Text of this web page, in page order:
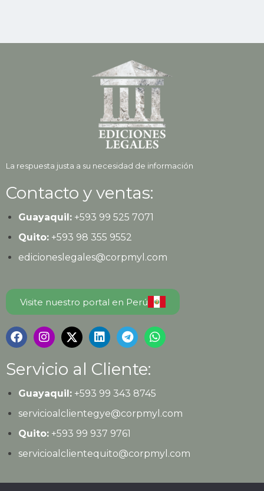
La respuesta justa a su necesidad de información
Contacto y ventas:
Guayaquil:+593 99 525 7071
Quito:+593 98 355 9552
edicioneslegales@corpmyl.com
Visite nuestro portal en Perú
Servicio al Cliente:
Guayaquil:+593 99 343 8745
servicioalclientegye@corpmyl.com
Quito:+593 99 937 9761
servicioalclientequito@corpmyl.com